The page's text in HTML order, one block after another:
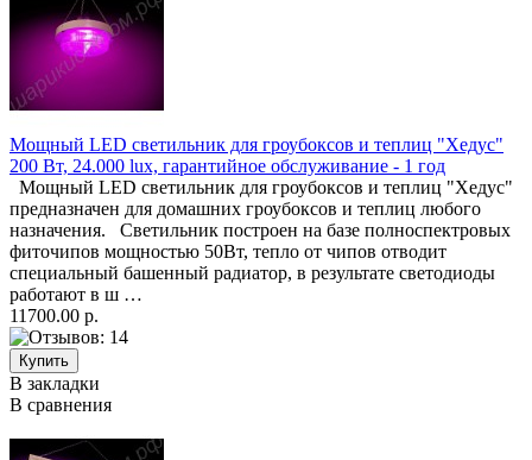
Мощный LED светильник для гроубоксов и теплиц "Хедус"
200 Вт, 24.000 lux, гарантийное обслуживание - 1 год
Мощный LED светильник для гроубоксов и теплиц "Хедус"
предназначен для домашних гроубоксов и теплиц любого
назначения. Светильник построен на базе полноспектровых
фиточипов мощностью 50Вт, тепло от чипов отводит
специальный башенный радиатор, в результате светодиоды
работают в ш …
11700.00 р.
В закладки
В сравнения